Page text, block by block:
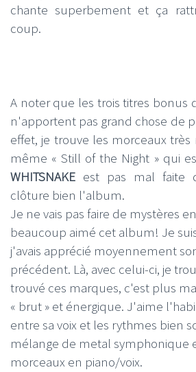
chante superbement et ça
coup.
A noter que les trois titres bonus
n'apportent pas grand chose de
effet, je trouve les morceaux très
même « Still of the Night » qui
WHITSNAKE est pas mal faite
clôture bien l'album.
Je ne vais pas faire de mystères
beaucoup aimé cet album! Je
j'avais apprécié moyennement
précédent. Là, avec celui-ci, je
trouvé ces marques, c'est plus
« brut » et énergique. J'aime
entre sa voix et les rythmes bien
mélange de metal symphonique
morceaux en piano/voix.